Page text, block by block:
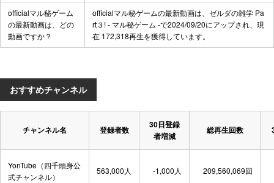
おすすめチャンネル
チャンネル名 登録者数
30日登録
者増減
総再生回数
YonTube（四千頭身公
式チャンネル）
563,000人 -1,000人 209,560,069回
officialマル秘ゲーム
の最新動画は、どの
動画ですか？
officialマル秘ゲームの最新動画は、 ゼルダの雑学 Pa
rt３! - マル秘ゲーム -で2024/09/20にアップされ、現
在 172,318再生を獲得しています。